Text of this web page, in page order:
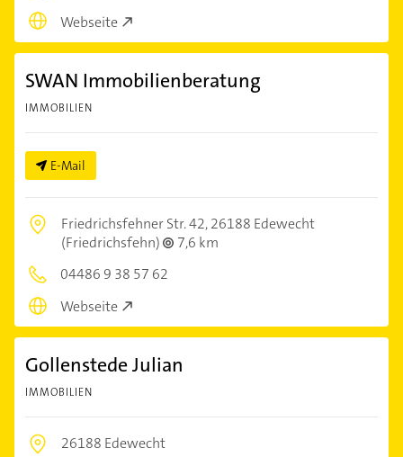
Webseite
SWAN Immobilienberatung
IMMOBILIEN
E-Mail
Friedrichsfehner Str. 42,26188 Edewecht
(Friedrichsfehn)
7,6 km
04486 9 38 57 62
Webseite
Gollenstede Julian
IMMOBILIEN
26188 Edewecht